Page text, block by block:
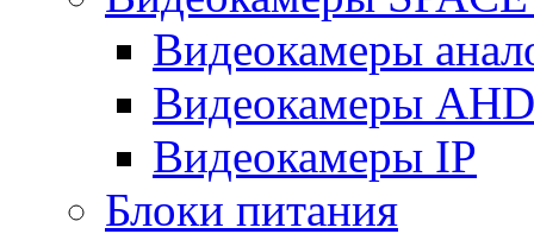
Видеокамеры
Видеокамеры AHD
Видеокамеры IP
Блоки питания